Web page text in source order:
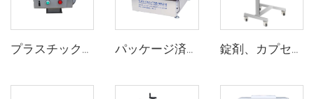
プラスチック成形射出機用フリーフォール型金属分離機 パッケージ済みの下着、靴下、靴用ファブリック衣類針金属検出器 錠剤、カプセル、ピル薬用医薬品金属検出器